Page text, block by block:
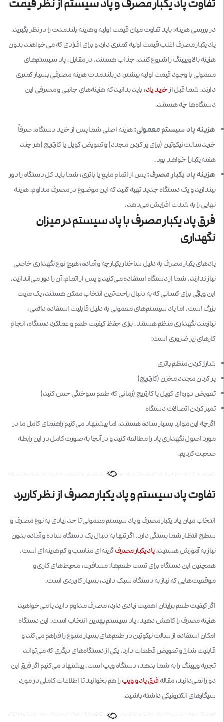
تفاوت پاد یکبار مصرف و پاد سیستم از نظر قیمت
در بررسی هزینه، باید تفاوت میان قیمت اولیه و هزینه بلندمدت را در نظر بگیرید.
پاد یکبار مصرفاغلب قیمت اولیه کمتری دارد و برای افرادی که می‌خواهند بدون
هزینه بالا ویپینگ را شروع کنند، جذاب هستند. در مقابل، پاد سیستم‌های
معمولی با وجود قیمت اولیه بیشتر، در بلندمدت هزینه مصرفی بسیار کمتری
دارند. شما قبل ازخرید پاد، باید بدانید که هزینه‌های جانبی و مصرفی این
دستگاه‌ها چه هستند.
هزینه پاد سیستم معمولی:هزینه اصلی شما پس از خرید دستگاه، صرفاً
خرید سالت نیکوتین (برای پر کردن مجدد) و تعویض کویل یا کارتریج (هر چند
هفته یکبار) خواهد بود.
هزینه پاد یکبار مصرف:پس از اتمام مایع یا باتری، شما باید کل دستگاه را دور
بیندازید و یک دستگاه جدید تهیه کنید که این موضوع در مصرف مداوم، هزینه
نهایی را به شدت افزایش می‌دهد.
فرق پاد یکبار مصرف با پاد سیستم در میزان
نگهداری
پادهای یکبار مصرف به دلیل ساختار یکپارچه و آماده، هیچ نوع نگهداری خاصی
نیاز ندارند. شما از دستگاه استفاده می‌کنید و پس از اتمام، آن را دور می‌اندازید.
این ویژگی برای کسانی که به دنبال راحت‌ترین انتخاب ممکن هستند، یک مزیت
بزرگ است. اما پاد سیستم‌های معمولی به دلیل قابلیت استفاده دائمی،
نیازمند نگهداری منظم هستند. برای حفظ کیفیت طعم و عملکرد دستگاه، انجام
کارهای زیر ضروری است:
شارژ کردن منظم باتری
پر کردن مجدد مخزن (کارتریج)
تعویض دوره‌ای کویل یا کارتریج (زمانی که طعم سوختگی حس کنید)
تمیز کردن اتصالات دستگاه
اگرچه این موارد بسیار ساده هستند، اما پیشنهاد می‌کنیم راهنمای کامل ما در
مورد اصولنگهداری پادرا مطالعه کنید و در آنجا به صورت کامل در این رابطه
صحبت کردیم.
تفاوت پاد سیستم و پاد یکبار مصرف از نظر کاربرد
انتخاب میان پاد یکبار مصرف و پاد سیستم معمولی تا حد زیادی به نوع مصرف و
سطح انتظار شما بستگی دارد. اگر تنها به دنبال یک دستگاه ساده و آماده بدون
نیاز به آموزش هستید،پاد یکبار مصرفگزینه‌ای مناسب و کم هزینه‌ای است.
همچنین این دستگاه‌ برای تست طعم‌ها، مسافرت، محیط‌های کاری و
موقعیت‌هایی که نیاز به دستگاه سبک دارید، بسیار کاربردی است.
اگر کیفیت طعم برایتان اهمیت زیادی دارد، مصرف مداوم دارید یا می‌خواهید
هزینه مصرف را کاهش دهید، پاد سیستم بهترین انتخاب است. این دستگاه‌
امکان استفاده از سالت نیکوتین در طعم‌های بسیار متنوع را فراهم می‌کند و
قابلیت شارژ و تعویض قطعات دارد. یکی از دستگاه‌های دیگری که می‌تواند
تجربه ویپینگ را به شما بدهد، دستگاه ویپ است. پیشنهاد می‌کنیم اگر فرق این
دو را نمی‌دانید، مقالهفرق پاد و ویپرا هم بخوانید تا اطلاعات کاملی در مورد
سیگارهای الکترونیکی داشته باشید.